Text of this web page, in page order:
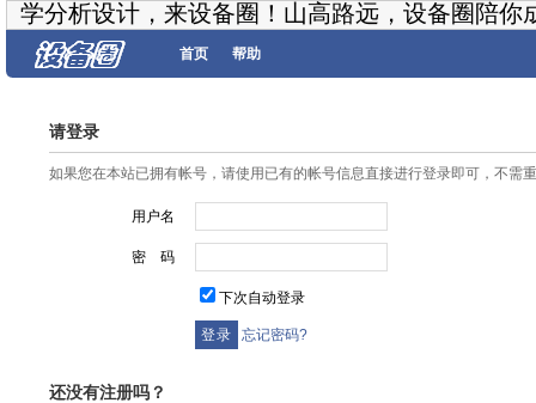
学分析设计，来设备圈！山高路远，设备圈陪你
首页 帮助
请登录
如果您在本站已拥有帐号，请使用已有的帐号信息直接进行登录即可，不需
用户名
密 码
下次自动登录
忘记密码?
还没有注册吗？